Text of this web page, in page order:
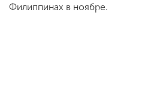
Филиппинах в ноябре.